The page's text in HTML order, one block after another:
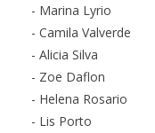
- Marina Lyrio
- Camila Valverde
- Alicia Silva
- Zoe Daflon
- Helena Rosario
- Lis Porto